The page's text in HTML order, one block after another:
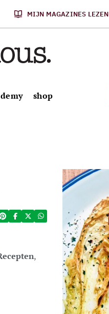
MIJN MAGAZINES LEZEN
shop
,